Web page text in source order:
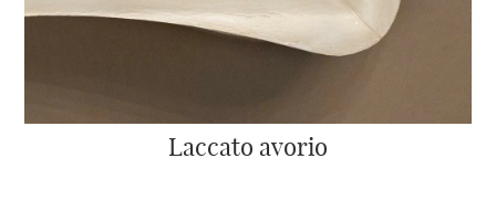
Laccato avorio